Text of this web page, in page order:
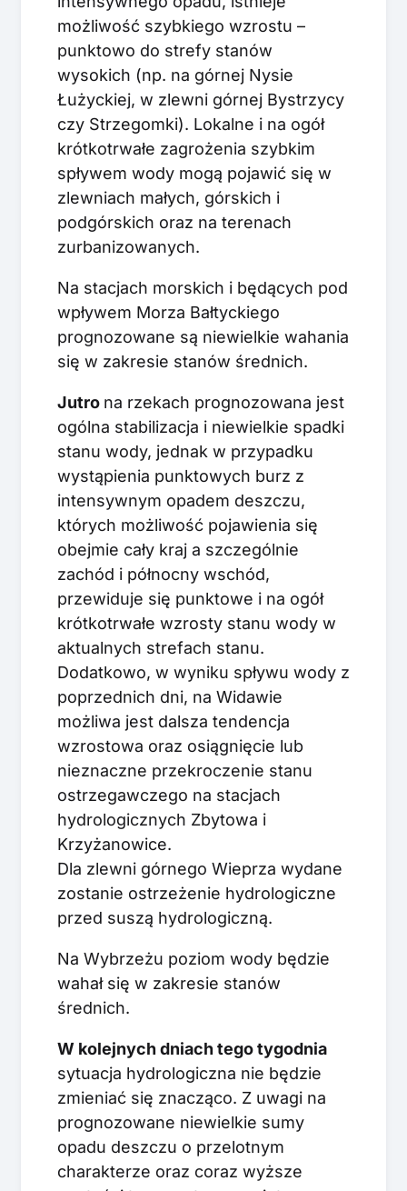
możliwość szybkiego wzrostu –
punktowo do strefy stanów
wysokich (np. na górnej Nysie
Łużyckiej, w zlewni górnej Bystrzycy
czy Strzegomki). Lokalne i na ogół
krótkotrwałe zagrożenia szybkim
spływem wody mogą pojawić się w
zlewniach małych, górskich i
podgórskich oraz na terenach
zurbanizowanych.
Na stacjach morskich i będących pod
wpływem Morza Bałtyckiego
prognozowane są niewielkie wahania
się w zakresie stanów średnich.
Jutro na rzekach prognozowana jest
ogólna stabilizacja i niewielkie spadki
stanu wody, jednak w przypadku
wystąpienia punktowych burz z
intensywnym opadem deszczu,
których możliwość pojawienia się
obejmie cały kraj a szczególnie
zachód i północny wschód,
przewiduje się punktowe i na ogół
krótkotrwałe wzrosty stanu wody w
aktualnych strefach stanu.
Dodatkowo, w wyniku spływu wody z
poprzednich dni, na Widawie
możliwa jest dalsza tendencja
wzrostowa oraz osiągnięcie lub
nieznaczne przekroczenie stanu
ostrzegawczego na stacjach
hydrologicznych Zbytowa i
Krzyżanowice.
Dla zlewni górnego Wieprza wydane
zostanie ostrzeżenie hydrologiczne
przed suszą hydrologiczną.
Na Wybrzeżu poziom wody będzie
wahał się w zakresie stanów
średnich.
W kolejnych dniach tego tygodnia
sytuacja hydrologiczna nie będzie
zmieniać się znacząco. Z uwagi na
prognozowane niewielkie sumy
opadu deszczu o przelotnym
charakterze oraz coraz wyższe